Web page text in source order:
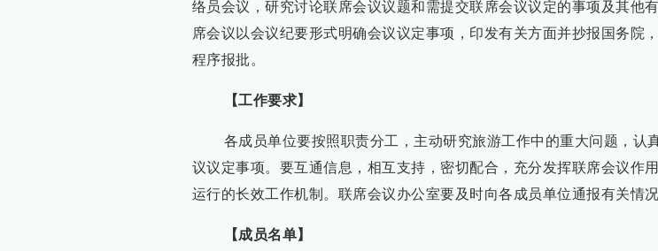
络员会议，研究讨论联席会议议题和需提交联席会议议定的事项及其他
席会议以会议纪要形式明确会议议定事项，印发有关方面并抄报国务院
程序报批。
【工作要求】
各成员单位要按照职责分工，主动研究旅游工作中的重大问题，认
议议定事项。要互通信息，相互支持，密切配合，充分发挥联席会议作
运行的长效工作机制。联席会议办公室要及时向各成员单位通报有关情况
【成员名单】